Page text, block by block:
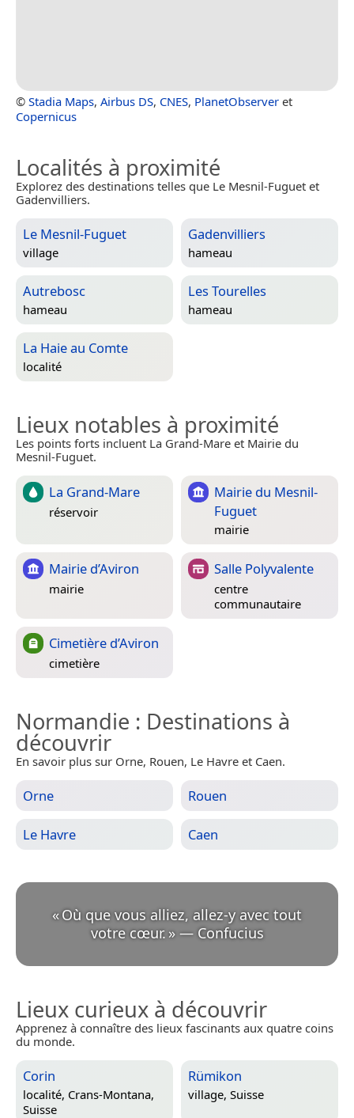
© Stadia Maps, Airbus DS, CNES, PlanetObserver et
Copernicus
Localités à proximité
Explorez des destinations telles que Le Mesnil-Fuguet et
Gadenvilliers.
Le Mesnil-Fuguet
village
Gadenvilliers
hameau
Autrebosc
hameau
Les Tourelles
hameau
La Haie au Comte
localité
Lieux notables à proximité
Les points forts incluent La Grand-Mare et Mairie du
Mesnil-Fuguet.
La Grand-Mare
réservoir
Mairie du Mesnil-
Fuguet
mairie
Mairie d’Aviron
mairie
Salle Polyvalente
centre
communautaire
Cimetière d’Aviron
cimetière
Normandie : Destinations à
découvrir
En savoir plus sur Orne, Rouen, Le Havre et Caen.
Orne Rouen
Le Havre Caen
«Où que vous alliez, allez-y avec tout
votre cœur. » — Confucius
Lieux curieux à découvrir
Apprenez à connaître des lieux fascinants aux quatre coins
du monde.
Corin
localité, Crans-Montana,
Suisse
Rümikon
village, Suisse